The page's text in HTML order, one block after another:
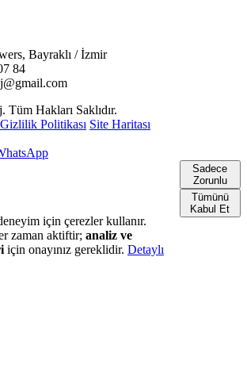
Bayraklı / İzmir
84
Hakları Saklıdır.
Gizlilik Politikası Site Haritası
için çerezler kullanır.
zaman aktiftir; analiz ve
için onayınız gereklidir. Detaylı
Sadece
Zorunlu
Tümünü
Kabul Et